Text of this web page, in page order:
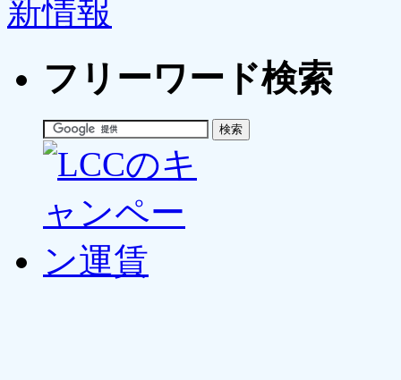
フリーワード検索